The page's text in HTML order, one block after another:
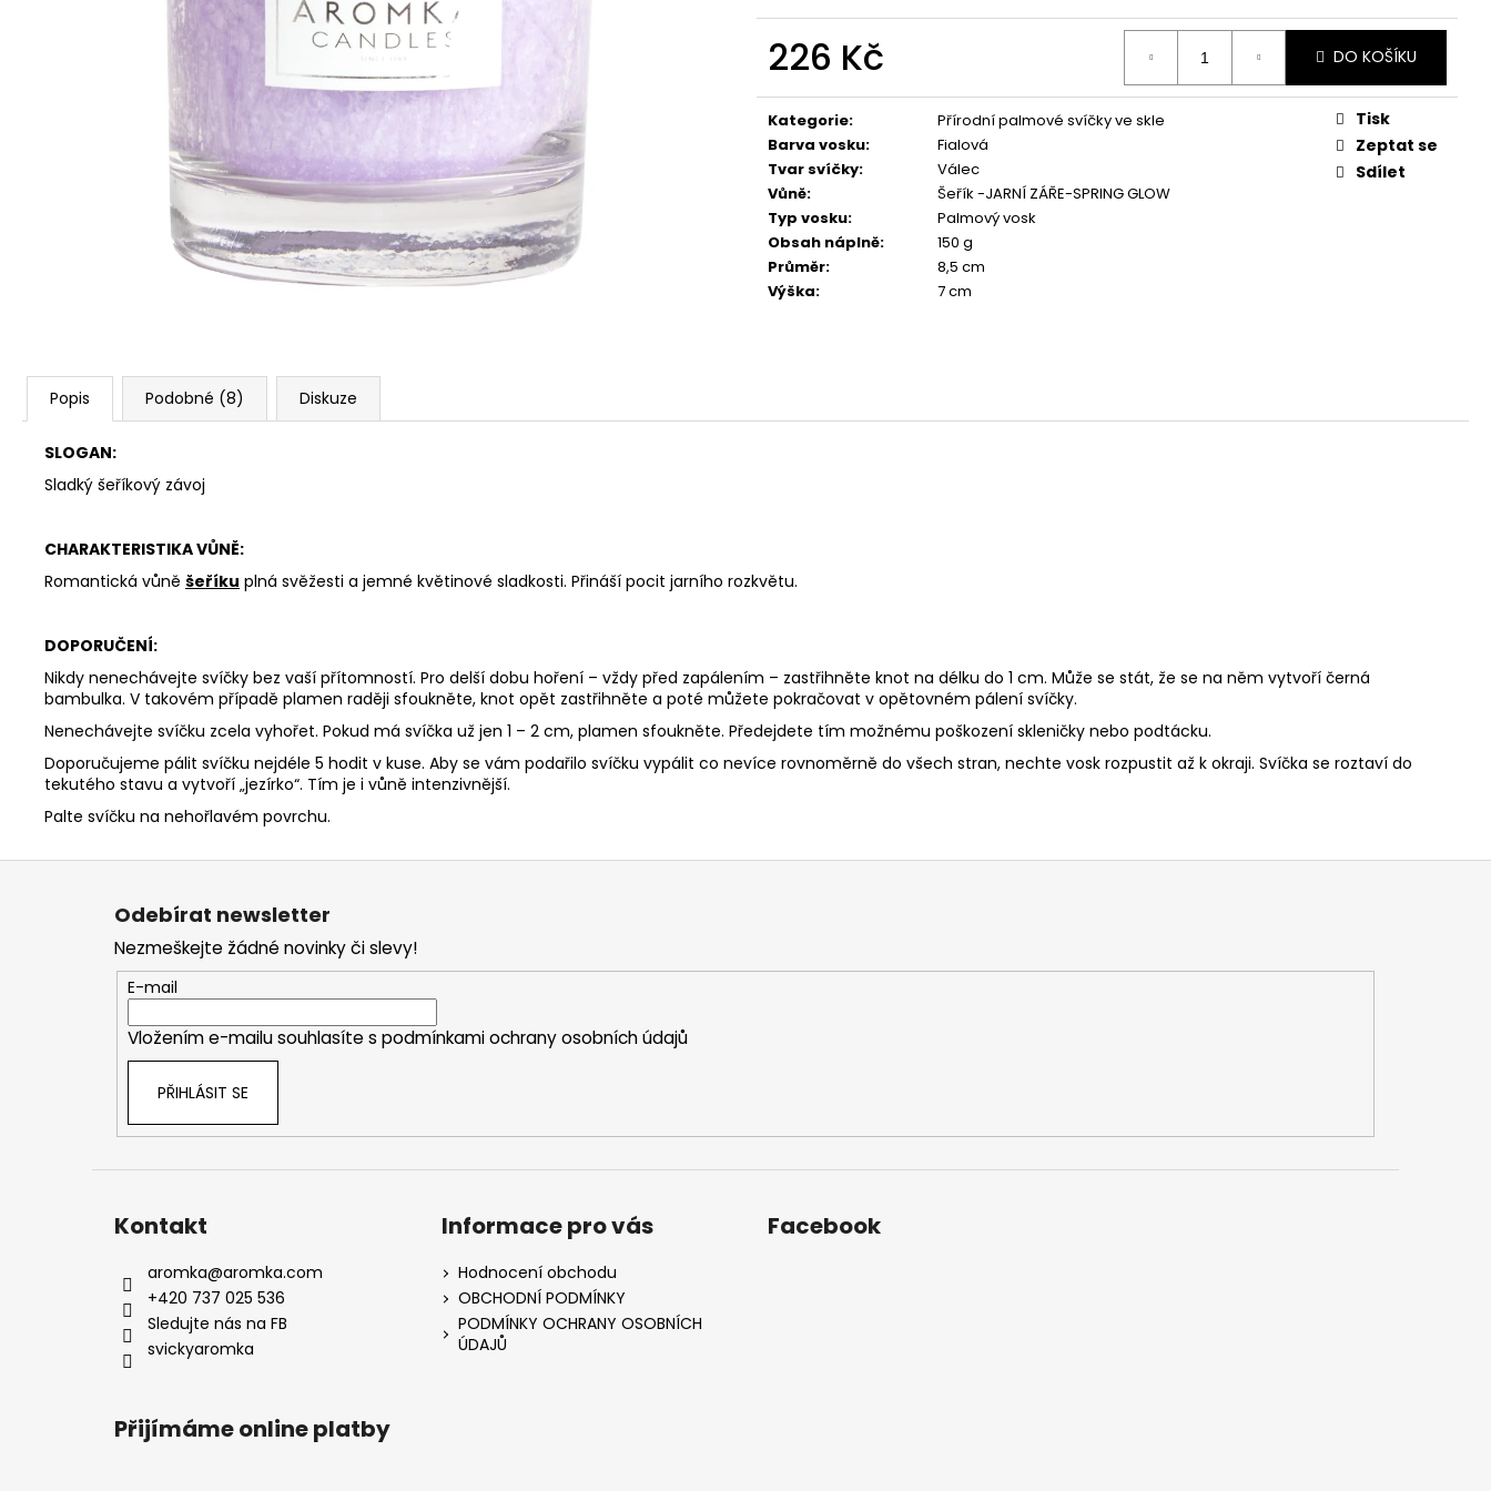
226 Kč
cena:
DO KOŠÍKU
Kategorie:
Přírodní palmové svíčky ve skle
Barva vosku:
Fialová
Tvar svíčky:
Válec
Vůně:
Šeřík -JARNÍ ZÁŘE-SPRING GLOW
Typ vosku:
Palmový vosk
Obsah náplně:
150 g
Průměr:
8,5 cm
Výška: 7 cm
Tisk
Zeptat se
Sdílet
Popis Podobné (8) Diskuze
SLOGAN:
Sladký šeříkový závoj
CHARAKTERISTIKA VŮNĚ:
Romantická vůně šeříku plná svěžesti a jemné květinové sladkosti. Přináší pocit jarního rozkvětu.
DOPORUČENÍ:
Nikdy nenechávejte svíčky bez vaší přítomností. Pro delší dobu hoření – vždy před zapálením – zastřihněte knot na délku do 1 cm. Může se stát, že se na něm vytvoří černá
bambulka. V takovém případě plamen raději sfoukněte, knot opět zastřihněte a poté můžete pokračovat v opětovném pálení svíčky.
Nenechávejte svíčku zcela vyhořet. Pokud má svíčka už jen 1 – 2 cm, plamen sfoukněte. Předejdete tím možnému poškození skleničky nebo podtácku.
Doporučujeme pálit svíčku nejdéle 5 hodit v kuse. Aby se vám podařilo svíčku vypálit co nevíce rovnoměrně do všech stran, nechte vosk rozpustit až k okraji. Svíčka se roztaví do
tekutého stavu a vytvoří „jezírko“. Tím je i vůně intenzivnější.
Palte svíčku na nehořlavém povrchu.
PŘÍRODNÍ VONNÁ SVÍČKA SÓJOVÁ -
AROMKA - SET 10 KS ČAJOVÝCH
SVÍČEK V PLECHU - BEZ VŮNĚ
PŘÍRODNÍ VONNÁ SVÍČKA SÓJOVÁ -
SVÍČEK V PLECHU - HEBKÁ LINIE-DEEP
180 Kč
AROMKA - MINI WHISKOVKA, 90 ML -
VANILKA
99 Kč
Z
Odebírat newsletter
Nezmeškejte žádné novinky či slevy!
E-mail
Vložením e-mailu souhlasíte s podmínkami ochrany osobních údajů
PŘIHLÁSIT SE
Kontakt
aromka@aromka.com
+420 737 025 536
Sledujte nás na FB
svickyaromka
Informace pro vás
Hodnocení obchodu
OBCHODNÍ PODMÍNKY
PODMÍNKY OCHRANY OSOBNÍCH
ÚDAJŮ
Facebook
Přijímáme online platby